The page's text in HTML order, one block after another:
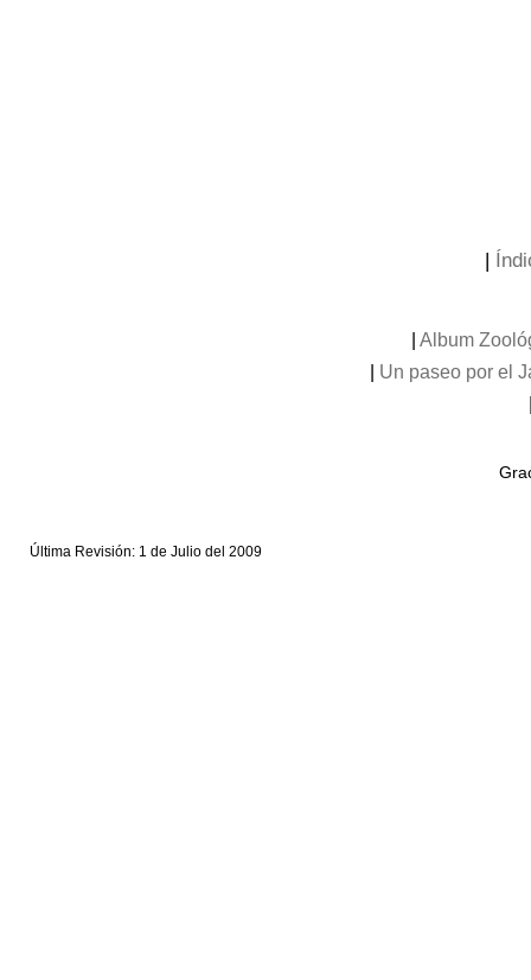
|
Album
Un paseo por el
Última Revisión: 1 de Julio del 2009